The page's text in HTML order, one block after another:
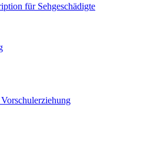
für Sehgeschädigte